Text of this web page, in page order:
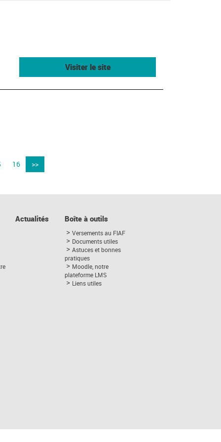
Visiter le site
16 >>
Actualités Boîte à outils
Versements au FIAF
Documents utiles
Astuces et bonnes
pratiques
Moodle, notre
plateforme LMS
Liens utiles